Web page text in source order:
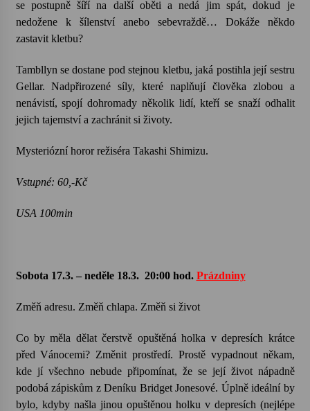
se postupně šíří na další oběti a nedá jim spát, dokud je
nedožene k šílenství anebo sebevraždě… Dokáže někdo
zastavit kletbu?
Tambllyn se dostane pod stejnou kletbu, jaká postihla její sestru
Gellar. Nadpřirozené síly, které naplňují člověka zlobou a
nenávistí, spojí dohromady několik lidí, kteří se snaží odhalit
jejich tajemství a zachránit si životy.
Mysteriózní horor režiséra Takashi Shimizu.
Vstupné: 60,-Kč
USA 100min
Sobota 17.3. – neděle 18.3. 20:00 hod. Prázdniny
Změň adresu. Změň chlapa. Změň si život
Co by měla dělat čerstvě opuštěná holka v depresích krátce
před Vánocemi? Změnit prostředí. Prostě vypadnout někam,
kde jí všechno nebude připomínat, že se její život nápadně
podobá zápiskům z Deníku Bridget Jonesové. Úplně ideální by
bylo, kdyby našla jinou opuštěnou holku v depresích (nejlépe